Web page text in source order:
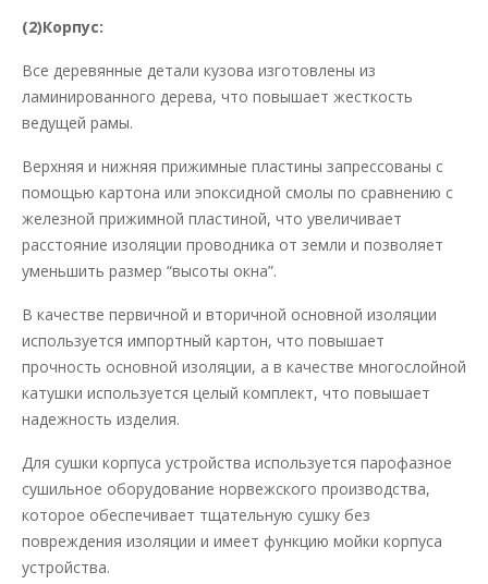
(2)Корпус:
Все деревянные детали кузова изготовлены из
ламинированного дерева, что повышает жесткость
ведущей рамы.
Верхняя и нижняя прижимные пластины запрессованы с
помощью картона или эпоксидной смолы по сравнению с
железной прижимной пластиной, что увеличивает
расстояние изоляции проводника от земли и позволяет
уменьшить размер “высоты окна”.
В качестве первичной и вторичной основной изоляции
используется импортный картон, что повышает
прочность основной изоляции, а в качестве многослойной
катушки используется целый комплект, что повышает
надежность изделия.
Для сушки корпуса устройства используется парофазное
сушильное оборудование норвежского производства,
которое обеспечивает тщательную сушку без
повреждения изоляции и имеет функцию мойки корпуса
устройства.